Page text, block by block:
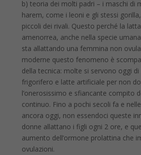
b) teoria dei molti padri – i maschi di
harem, come i leoni e gli stessi
piccoli dei rivali. Questo perché la
amenorrea, anche nella specie
sta allattando una femmina non
moderne questo fenomeno è
della tecnica: molte si servono oggi
frigorifero e latte artificiale per non
l’onerosissimo e sfiancante compito
continuo. Fino a pochi secoli fa e
ancora oggi, non essendoci queste
donne allattano i figli ogni 2 ore, e
aumento dell’ormone prolattina che
ovulazioni.